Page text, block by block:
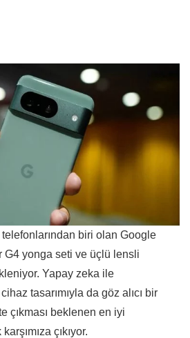
biri olan Google
G4 yonga seti ve üçlü lensli
Yapay zeka ile
tasarımıyla da göz alıcı bir
çıkması beklenen en iyi
çıkıyor.